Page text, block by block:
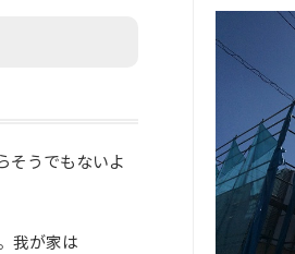
そうでもないよ
我が家は